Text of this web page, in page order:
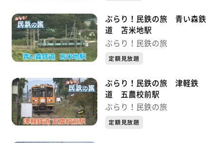
ぶらり！民鉄の旅 青い森鉄
道 苫米地駅
ぶらり！民鉄の旅
定額見放題
ぶらり！民鉄の旅 津軽鉄
道 五農校前駅
ぶらり！民鉄の旅
定額見放題